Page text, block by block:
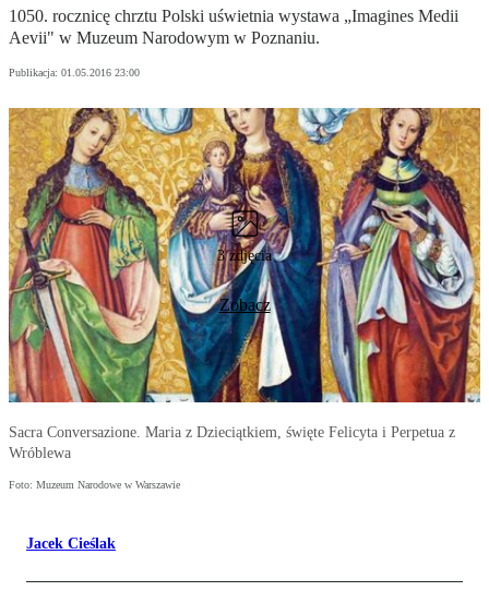
1050. rocznicę chrztu Polski uświetnia wystawa „Imagines Medii
Aevii" w Muzeum Narodowym w Poznaniu.
Publikacja: 01.05.2016 23:00
3 zdjęcia
Zobacz
Sacra Conversazione. Maria z Dzieciątkiem, święte Felicyta i Perpetua z
Wróblewa
Foto: Muzeum Narodowe w Warszawie
Jacek Cieślak